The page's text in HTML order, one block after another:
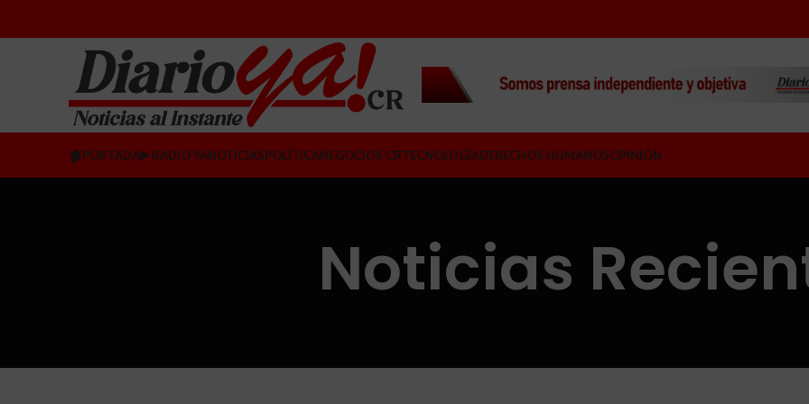
🏠PORTADA▶️ RADIO YANOTICIASPOLÍTICANEGOCIOS CRTECNOLOGÍADERECHOS HUMANOSOPINIÓN
Noticias